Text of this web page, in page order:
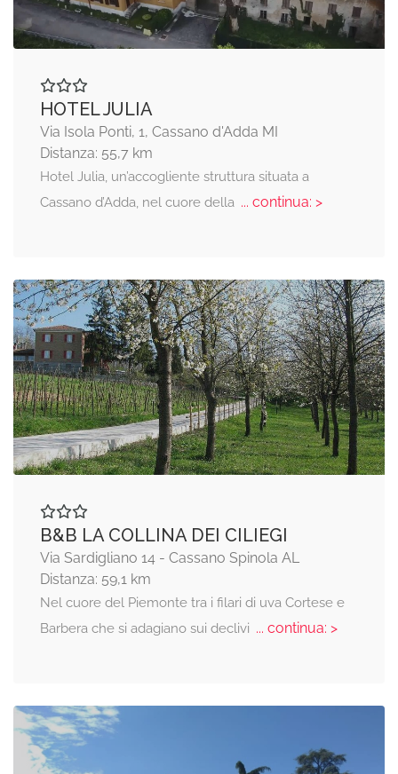
HOTEL JULIA
Via Isola Ponti, 1, Cassano d'Adda MI
Distanza: 55,7 km
Hotel Julia, un’accogliente struttura situata a
Cassano d’Adda, nel cuore della... continua: >
B&B LA COLLINA DEI CILIEGI
Via Sardigliano 14 - Cassano Spinola AL
Distanza: 59,1 km
Nel cuore del Piemonte tra i filari di uva Cortese e
Barbera che si adagiano sui declivi ... continua: >